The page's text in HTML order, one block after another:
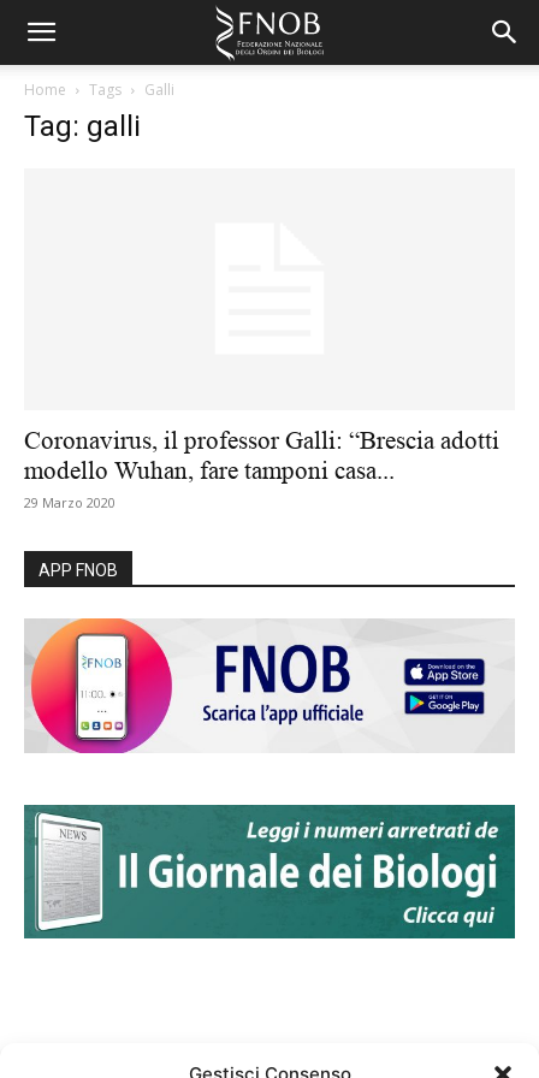
Home Tags Galli
Tag: galli
Coronavirus, il professor Galli: “Brescia adotti
modello Wuhan, fare tamponi casa...
29 Marzo 2020
APP FNOB